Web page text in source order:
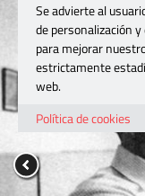
Se advierte al
de personalización
para mejorar
estrictamente
web.
Política de cookies